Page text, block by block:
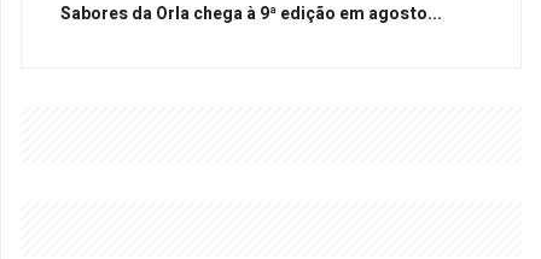
Sabores da Orla chega à 9ª edição em agosto...